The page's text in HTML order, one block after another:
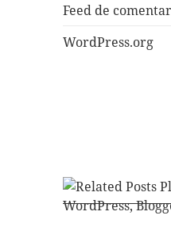
Feed de
WordPress.org